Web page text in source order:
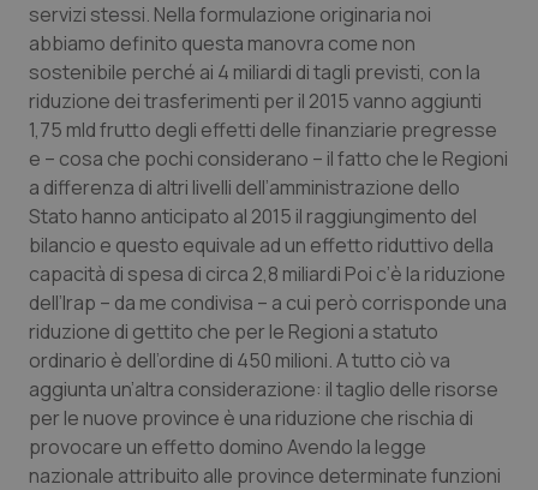
Quotidiano Cardiologia
Quotidiano Chirurgia
Quotidiano Oncologia
Quotidiano Pediatria
Rene & patologie urogenitali
Salute orale & impianti
Sangue & coagulazione
Tiroide
servizi stessi. Nella formulazione originaria noi
abbiamo definito questa manovra come non
sostenibile perché ai 4 miliardi di tagli previsti, con la
riduzione dei trasferimenti per il 2015 vanno aggiunti
1,75 mld frutto degli effetti delle finanziarie pregresse
e – cosa che pochi considerano – il fatto che le Regioni
a differenza di altri livelli dell’amministrazione dello
Stato hanno anticipato al 2015 il raggiungimento del
bilancio e questo equivale ad un effetto riduttivo della
capacità di spesa di circa 2,8 miliardi Poi c’è la riduzione
dell’Irap – da me condivisa – a cui però corrisponde una
riduzione di gettito che per le Regioni a statuto
ordinario è dell’ordine di 450 milioni. A tutto ciò va
aggiunta un’altra considerazione: il taglio delle risorse
per le nuove province è una riduzione che rischia di
provocare un effetto domino Avendo la legge
nazionale attribuito alle province determinate funzioni